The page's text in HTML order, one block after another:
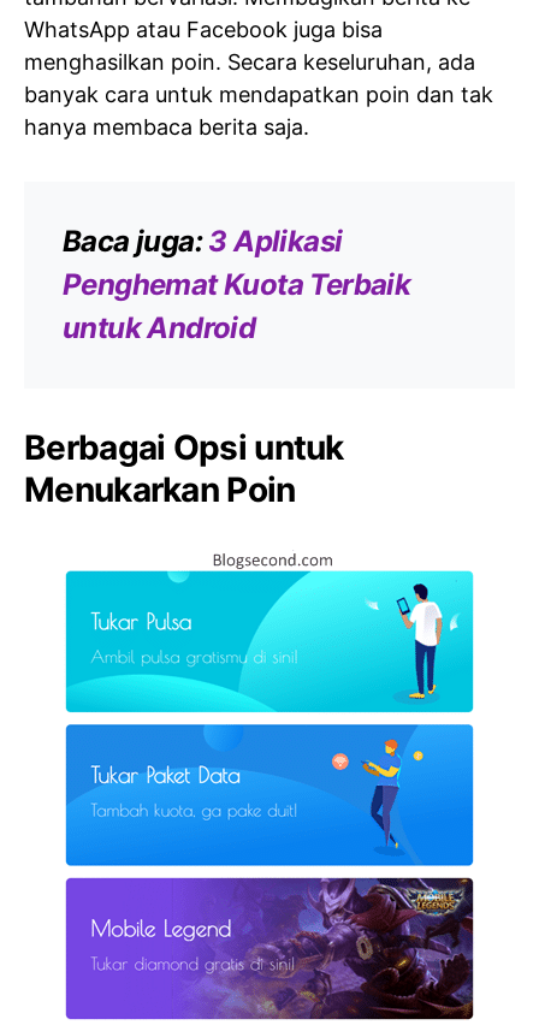
WhatsApp atau Facebook juga bisa
menghasilkan poin. Secara keseluruhan, ada
banyak cara untuk mendapatkan poin dan tak
hanya membaca berita saja.
Baca juga:3 Aplikasi
Penghemat Kuota Terbaik
untuk Android
Berbagai Opsi untuk
Menukarkan Poin